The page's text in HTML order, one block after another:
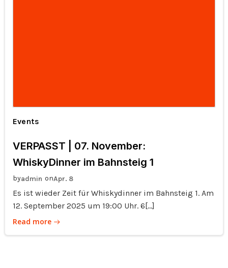
Events
VERPASST | 07. November:
WhiskyDinner im Bahnsteig 1
byadmin onApr. 8
Es ist wieder Zeit für Whiskydinner im Bahnsteig 1. Am
12. September 2025 um 19:00 Uhr. 6[…]
Read more